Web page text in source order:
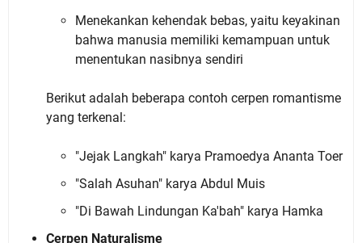
Menekankan kehendak bebas, yaitu keyakinan
bahwa manusia memiliki kemampuan untuk
menentukan nasibnya sendiri
Berikut adalah beberapa contoh cerpen romantisme
yang terkenal:
"Jejak Langkah" karya Pramoedya Ananta Toer
"Salah Asuhan" karya Abdul Muis
"Di Bawah Lindungan Ka'bah" karya Hamka
Cerpen Naturalisme